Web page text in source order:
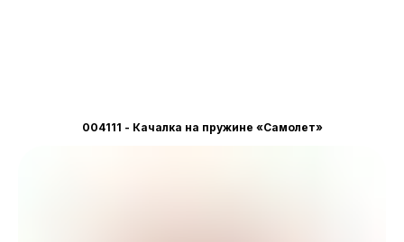
004111 - Качалка на пружине «Самолет»